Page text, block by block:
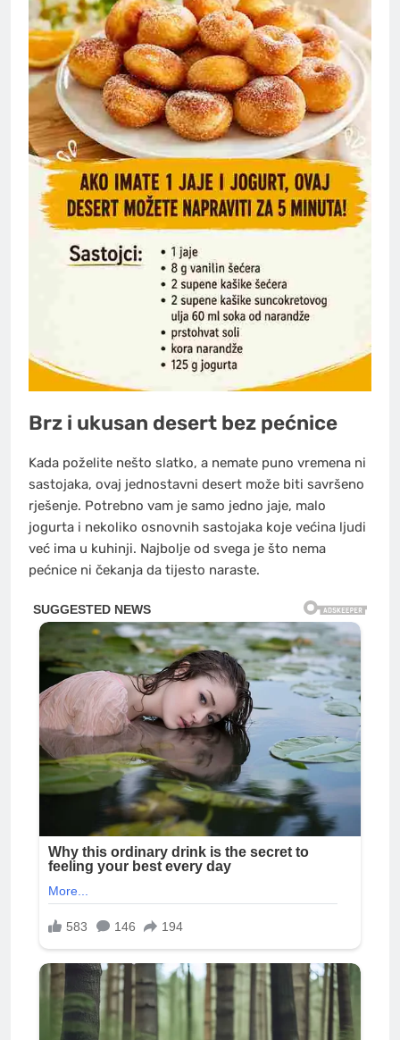
Brz i ukusan desert bez pećnice
Kada poželite nešto slatko, a nemate puno vremena ni
sastojaka, ovaj jednostavni desert može biti savršeno
rješenje. Potrebno vam je samo jedno jaje, malo
jogurta i nekoliko osnovnih sastojaka koje većina ljudi
već ima u kuhinji. Najbolje od svega je što nema
pećnice ni čekanja da tijesto naraste.